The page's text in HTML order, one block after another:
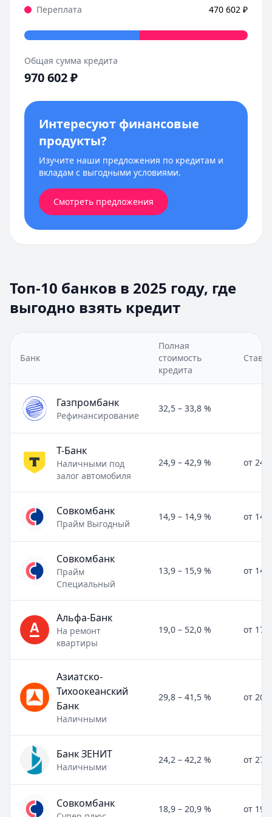
Переплата
470 602 ₽
Общая сумма кредита
970 602₽
Интересуют финансовые
продукты?
Изучите наши предложения по кредитам и
вкладам с выгодными условиями.
Смотреть предложения
Топ-10 банков в 2025 году, где
выгодно взять кредит
Банк
Полная
стоимость
кредита
Ставка
Газпромбанк
Рефинансирование
32,5 – 33,8 %
Т-Банк
Наличными под
залог автомобиля
24,9 – 42,9 % от
Совкомбанк
Прайм Выгодный
14,9 – 14,9 % от
Совкомбанк
Прайм
Специальный
13,9 – 15,9 % от
Альфа-Банк
На ремонт
квартиры
19,0 – 52,0 % от
Азиатско-
Тихоокеанский
Банк
Наличными
29,8 – 41,5 % от
Банк ЗЕНИТ
Наличными
24,2 – 42,2 % от
Совкомбанк 18,9 – 20,9 % от